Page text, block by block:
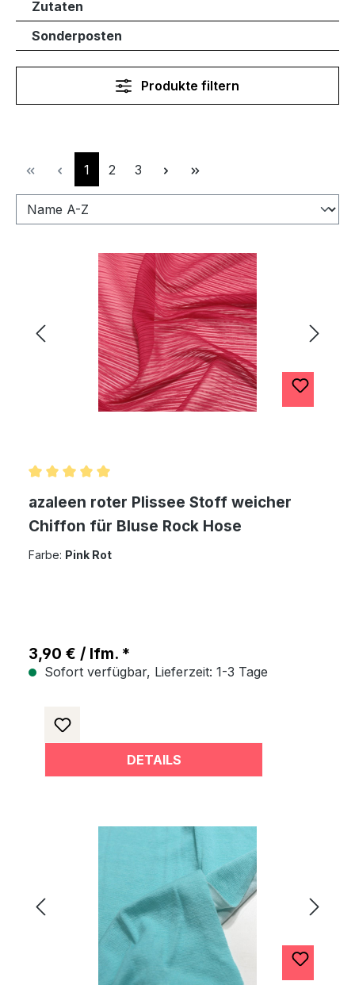
Zutaten
Sonderposten
Produkte filtern
Seite
1 Seite
2 Seite
3
azaleen roter Plissee Stoff weicher
Chiffon für Bluse Rock Hose
Farbe: Pink Rot
3,90 € / lfm. *
Sofort verfügbar, Lieferzeit: 1-3 Tage
DETAILS